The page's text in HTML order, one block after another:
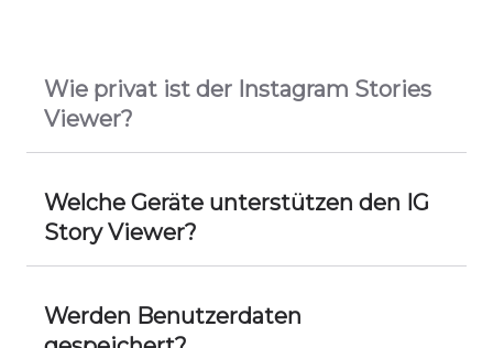
Wie privat ist der Instagram Stories
Viewer?
Welche Geräte unterstützen den IG
Story Viewer?
Werden Benutzerdaten